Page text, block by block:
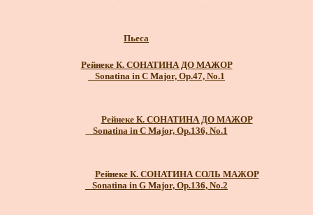
Пьеса
Рейнеке К. СОНАТИНА ДО МАЖОР
_ Sonatina in C Major, Op.47, No.1
Рейнеке К. СОНАТИНА ДО МАЖОР
_ Sonatina in C Major, Op.136, No.1
Рейнеке К. СОНАТИНА СОЛЬ МАЖОР
_ Sonatina in G Major, Op.136, No.2